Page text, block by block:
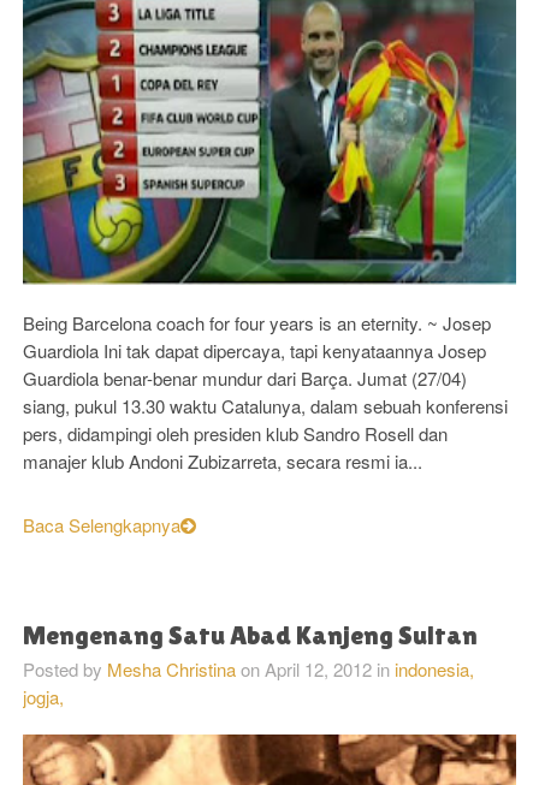
Being Barcelona coach for four years is an eternity. ~ Josep
Guardiola Ini tak dapat dipercaya, tapi kenyataannya Josep
Guardiola benar-benar mundur dari Barça. Jumat (27/04)
siang, pukul 13.30 waktu Catalunya, dalam sebuah konferensi
pers, didampingi oleh presiden klub Sandro Rosell dan
manajer klub Andoni Zubizarreta, secara resmi ia...
Baca Selengkapnya
Mengenang Satu Abad Kanjeng Sultan
Posted by Mesha Christina on April 12, 2012 in indonesia,
jogja,